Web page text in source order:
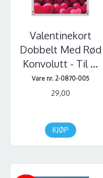
Valentinekort
Dobbelt Med Rød
Konvolutt - Til ...
Vare nr. 2-0870-005
29,00
KJØP